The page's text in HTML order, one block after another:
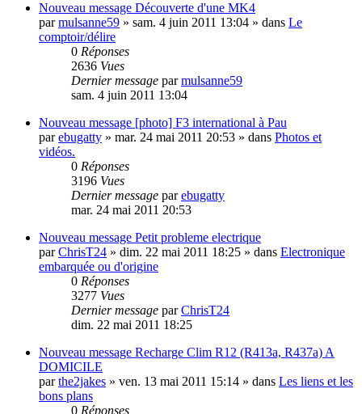
Nouveau message Découverte d'une MK4
parmulsanne59 » sam. 4 juin 2011 13:04 » dans Le
comptoir/délire
0 Réponses
2636 Vues
Dernier message parmulsanne59
sam. 4 juin 2011 13:04
Nouveau message [photo] F3 international à Pau
parebugatty » mar. 24 mai 2011 20:53 » dans Photos et
vidéos.
0 Réponses
3196 Vues
Dernier message parebugatty
mar. 24 mai 2011 20:53
Nouveau message Petit probleme electrique
parChrisT24 » dim. 22 mai 2011 18:25 » dans Electronique
embarquée ou d'origine
0 Réponses
3277 Vues
Dernier message parChrisT24
dim. 22 mai 2011 18:25
Nouveau message Recharge Clim R12 (R413a, R437a) A
DOMICILE
parthe2jakes » ven. 13 mai 2011 15:14 » dans Les liens et les
bons plans
0 Réponses